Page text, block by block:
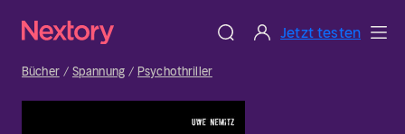
Jetzt testen
Bücher Spannung Psychothriller